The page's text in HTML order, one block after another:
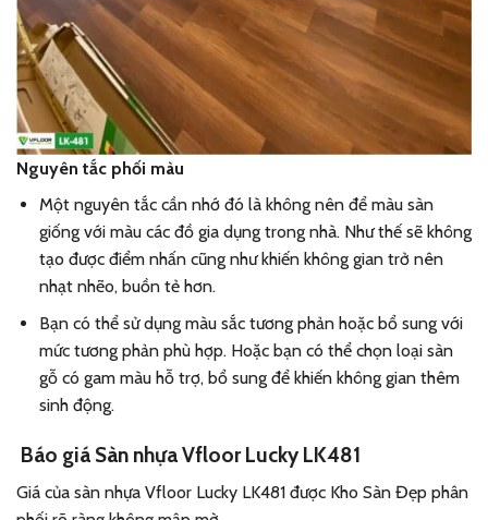
Nguyên tắc phối màu
Một nguyên tắc cần nhớ đó là không nên để màu sàn
giống với màu các đồ gia dụng trong nhà. Như thế sẽ không
tạo được điểm nhấn cũng như khiến không gian trở nên
nhạt nhẽo, buồn tẻ hơn.
Bạn có thể sử dụng màu sắc tương phản hoặc bổ sung với
mức tương phản phù hợp. Hoặc bạn có thể chọn loại sàn
gỗ có gam màu hỗ trợ, bổ sung để khiến không gian thêm
sinh động.
Báo giá Sàn nhựaVfloor Lucky LK481
Giá của sàn nhựa Vfloor Lucky LK481 được Kho Sàn Đẹp phân